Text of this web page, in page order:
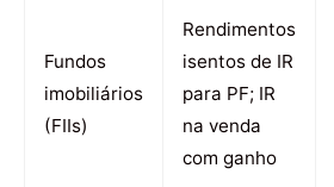
Fundos
imobiliários
(FIIs)
Rendimentos
isentos de IR
para PF; IR
na venda
com ganho